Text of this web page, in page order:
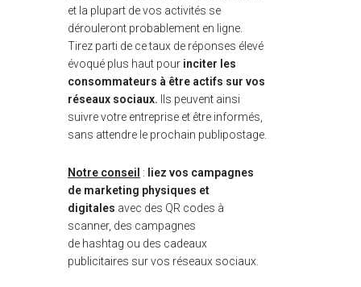
et la plupart de vos activités se
dérouleront probablement en ligne.
Tirez parti de ce taux de réponses élevé
évoqué plus haut pour inciter les
consommateurs à être actifs sur vos
réseaux sociaux. Ils peuvent ainsi
suivre votre entreprise et être informés,
sans attendre le prochain publipostage.
Notre conseil : liez vos campagnes
de marketing physiques et
digitales avec des QR codes à
scanner, des campagnes
de hashtag ou des cadeaux
publicitaires sur vos réseaux sociaux.